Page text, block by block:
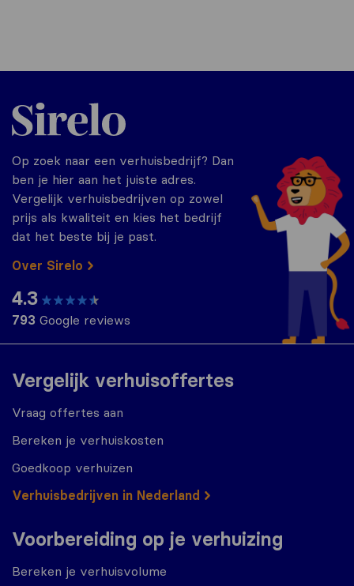
Vergelijk verhuisoffertes
Vraag offertes aan
Bereken je verhuiskosten
Goedkoop verhuizen
Verhuisbedrijven in Nederland
Voorbereiding op je verhuizing
Bereken je verhuisvolume
Sirelo.nl
Op zoek naar een verhuisbedrijf? Dan
ben je hier aan het juiste adres.
Vergelijk verhuisbedrijven op zowel
prijs als kwaliteit en kies het bedrijf
dat het beste bij je past.
Over Sirelo
4.3
793 Google reviews